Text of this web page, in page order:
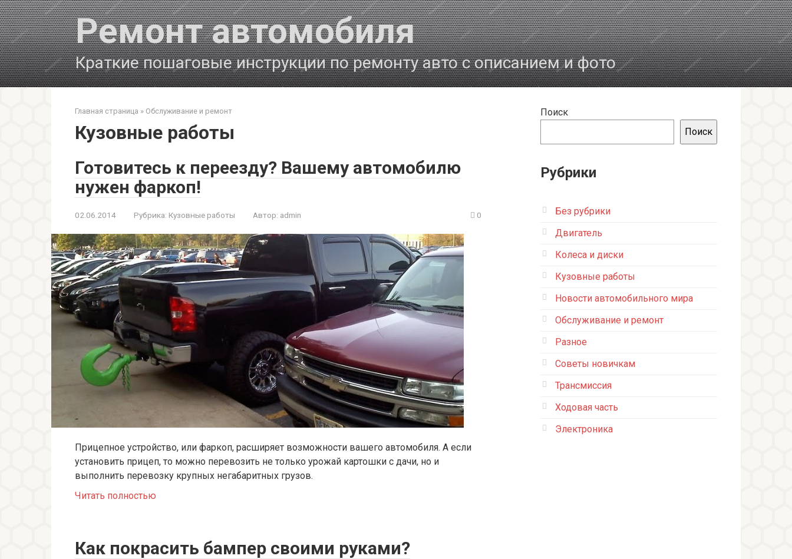
Перейти
к
контенту
Ремонт автомобиля
Краткие пошаговые инструкции по ремонту авто с описанием и фото
Главная страница » Обслуживание и ремонт
Кузовные работы
Готовитесь к переезду? Вашему автомобилю
нужен фаркоп!
02.06.2014 Рубрика: Кузовные работы Автор: admin 0
Прицепное устройство, или фаркоп, расширяет возможности вашего автомобиля. А если
установить прицеп, то можно перевозить не только урожай картошки с дачи, но и
выполнить перевозку крупных негабаритных грузов.
Читать полностью
Как покрасить бампер своими руками?
Поиск
Поиск
Рубрики
Без рубрики
Двигатель
Колеса и диски
Кузовные работы
Новости автомобильного мира
Обслуживание и ремонт
Разное
Советы новичкам
Трансмиссия
Ходовая часть
Электроника